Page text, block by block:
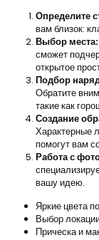
Определите
вам близок:
Выбор места:
сможет
открытое
Подбор
Обратите
такие как
Создание
Характерные
помогут вам
Работа с
вашу идею.
Яркие цвета
Выбор
Прическа и